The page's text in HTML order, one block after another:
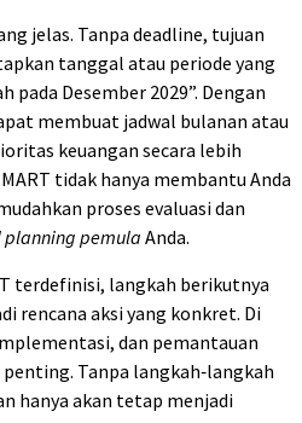
jelas. Tanpa deadline, tujuan
tanggal atau periode yang
pada Desember 2029”. Dengan
membuat jadwal bulanan atau
keuangan secara lebih
tidak hanya membantu Anda
proses evaluasi dan
pemula Anda.
terdefinisi, langkah berikutnya
rencana aksi yang konkret. Di
dan pemantauan
Tanpa langkah‑langkah
hanya akan tetap menjadi